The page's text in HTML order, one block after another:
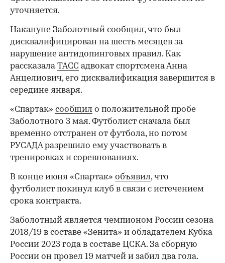
уточняется.
Накануне Заболотный сообщил, что был
дисквалифицирован на шесть месяцев за
нарушение антидопинговых правил. Как
рассказалаТАСС адвокат спортсмена Анна
Анцелиович, его дисквалификация завершится в
середине января.
«Спартак» сообщил о положительной пробе
Заболотного 3 мая. Футболист сначала был
временно отстранен от футбола, но потом
РУСАДА разрешило ему участвовать в
тренировках и соревнованиях.
В конце июня «Спартак» объявил, что
футболист покинул клуб в связи с истечением
срока контракта.
Заболотный является чемпионом России сезона
2018/19 в составе «Зенита» и обладателем Кубка
России 2023 года в составе ЦСКА. За сборную
России он провел 19 матчей и забил два гола.